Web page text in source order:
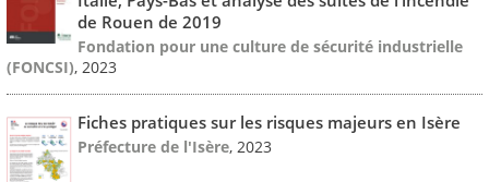
de Rouen de 2019
Fondation pour une culture de sécurité industrielle
(FONCSI), 2023
Fiches pratiques sur les risques majeurs en Isère
Préfecture de l'Isère, 2023